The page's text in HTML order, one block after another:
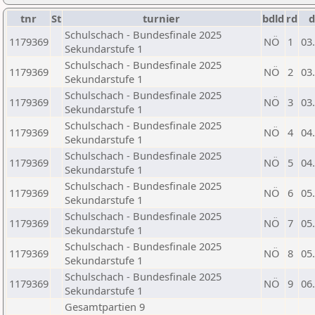
tnr St turnier bdld rd
1179369
Schulschach - Bundesfinale 2025
Sekundarstufe 1
NÖ 1
1179369
Schulschach - Bundesfinale 2025
Sekundarstufe 1
NÖ 2
1179369
Schulschach - Bundesfinale 2025
Sekundarstufe 1
NÖ 3
1179369
Schulschach - Bundesfinale 2025
Sekundarstufe 1
NÖ 4
1179369
Schulschach - Bundesfinale 2025
Sekundarstufe 1
NÖ 5
1179369
Schulschach - Bundesfinale 2025
Sekundarstufe 1
NÖ 6
1179369
Schulschach - Bundesfinale 2025
Sekundarstufe 1
NÖ 7
1179369
Schulschach - Bundesfinale 2025
Sekundarstufe 1
NÖ 8
1179369
Schulschach - Bundesfinale 2025
Sekundarstufe 1
NÖ 9
Gesamtpartien 9